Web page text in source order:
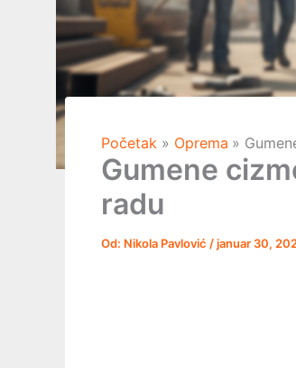
Početak Oprema
Gumene
radu
Od: Nikola Pavlović /januar 30,